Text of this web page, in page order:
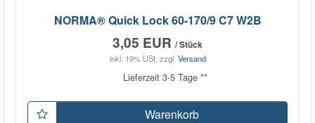
NORMA® Quick Lock 60-170/9 C7 W2B
3,05 EUR / Stück
inkl. 19% USt. zzgl. Versand
Lieferzeit 3-5 Tage **
Warenkorb